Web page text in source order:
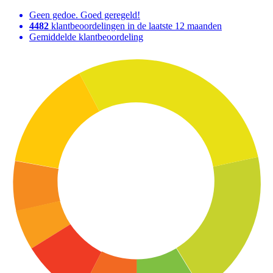
Geen gedoe. Goed geregeld!
4482 klantbeoordelingen in de laatste 12 maanden
Gemiddelde klantbeoordeling